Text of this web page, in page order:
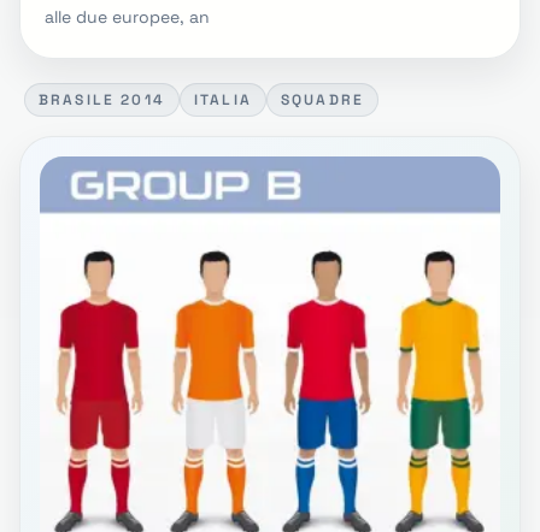
alle due europee, an
BRASILE 2014 ITALIA SQUADRE